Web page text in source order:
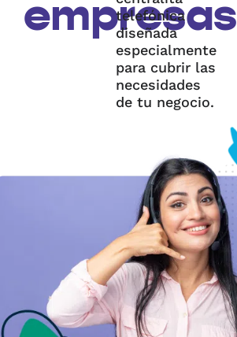
empresas
telefónica
diseñada
especialmente
para cubrir las
necesidades
de tu negocio.